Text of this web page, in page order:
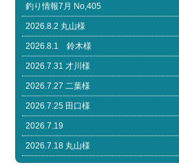
釣り情報7月 No,405
2026.8.2 丸山様
2026.8.1 鈴木様
2026.7.31 才川様
2026.7.27 二葉様
2026.7.25 田口様
2026.7.19
2026.7.18 丸山様